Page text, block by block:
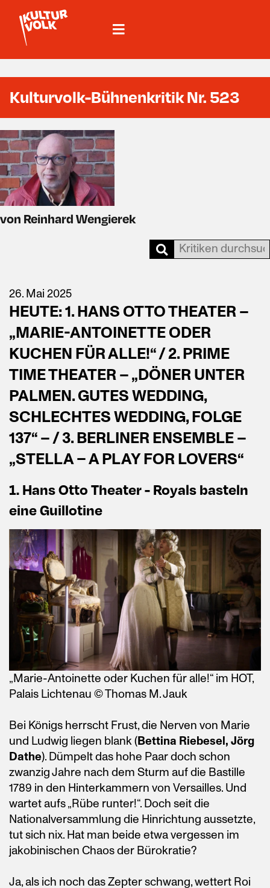
Kulturvolk-Bühnenkritik Nr. 523
von Reinhard Wengierek
26. Mai 2025
HEUTE: 1. HANS OTTO THEATER –
„MARIE-ANTOINETTE ODER
KUCHEN FÜR ALLE!“ / 2. PRIME
TIME THEATER – „DÖNER UNTER
PALMEN. GUTES WEDDING,
SCHLECHTES WEDDING, FOLGE
137“ – / 3. BERLINER ENSEMBLE –
„STELLA – A PLAY FOR LOVERS“
1. Hans Otto Theater - Royals basteln
eine Guillotine
„Marie-Antoinette oder Kuchen für alle!“ im HOT,
Palais Lichtenau © Thomas M. Jauk
Bei Königs herrscht Frust, die Nerven von Marie
und Ludwig liegen blank (Bettina Riebesel, Jörg
Dathe). Dümpelt das hohe Paar doch schon
zwanzig Jahre nach dem Sturm auf die Bastille
1789 in den Hinterkammern von Versailles. Und
wartet aufs „Rübe runter!“. Doch seit die
Nationalversammlung die Hinrichtung aussetzte,
tut sich nix. Hat man beide etwa vergessen im
jakobinischen Chaos der Bürokratie?
Ja, als ich noch das Zepter schwang, wettert Roi